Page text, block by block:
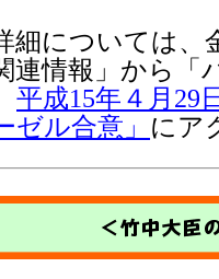
については、
連情報」から「
平成15年４月
ゼル合意」 にア